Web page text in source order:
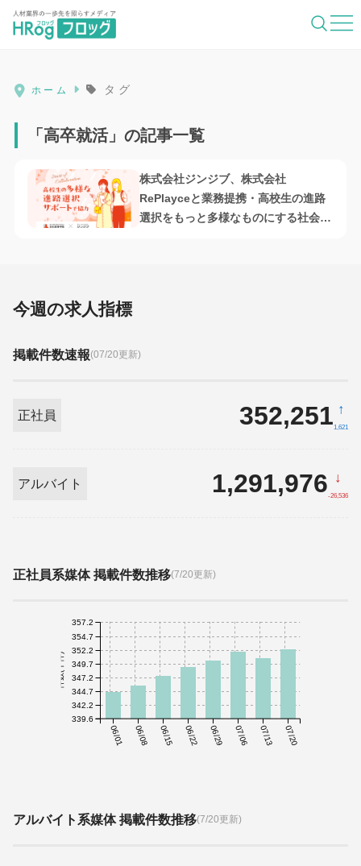
HRog | 人材業界の一歩先を照らすメディ
ホーム タグ
「高卒就活」の記事一覧
株式会社ジンジブ、株式会社
RePlayceと業務提携・高校生の進路
選択をもっと多様なものにする社会を
今週の求人指標
掲載件数速報(07/20更新)
正社員 352,251 ↑
1,621
アルバイト 1,291,976 ↓
-26,536
正社員系媒体 掲載件数推移(7/20更新)
06/01 06/08 06/15 06/22 06/29 07/06 07/13 07/20
件数(千件)
339.6
342.2
344.7
347.2
349.7
352.2
354.7
357.2
アルバイト系媒体 掲載件数推移(7/20更新)